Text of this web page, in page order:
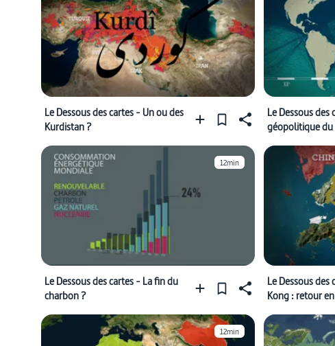
Le Dessous des cartes - Un ou des
Kurdistan ?
Le Dessous des
géopolitique
12min
Le Dessous des cartes - La fin du
charbon ?
Le Dessous
Kong : retour
12min